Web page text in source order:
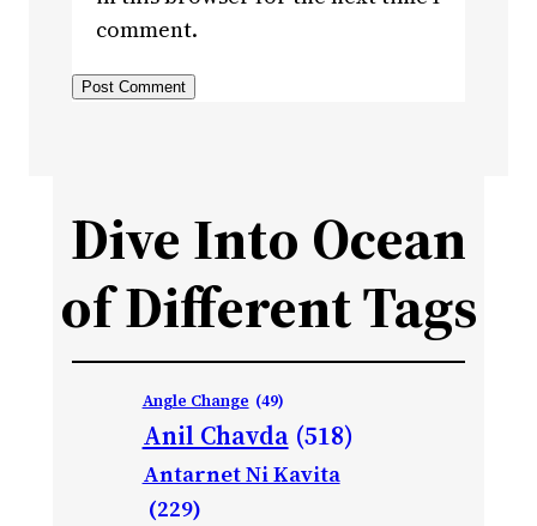
comment.
Dive Into Ocean
of Different Tags
Angle Change (49)
Anil Chavda (518)
Antarnet Ni Kavita
(229)